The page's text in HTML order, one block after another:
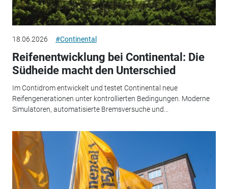
18.06.2026 #Continental
Reifenentwicklung bei Continental: Die
Südheide macht den Unterschied
Im Contidrom entwickelt und testet Continental neue
Reifengenerationen unter kontrollierten Bedingungen. Moderne
Simulatoren, automatisierte Bremsversuche und...